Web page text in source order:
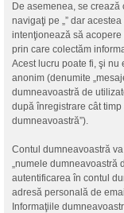
De asemenea, se
navigaţi pe „” dar
intenţionează să
prin care colectăm
Acest lucru poate fi, şi
anonim (denumite
dumneavoastră de
după înregistrare cât
dumneavoastră”).
Contul dumneavoastră
„numele dumneavoastră
autentificarea în contul
adresă personală de
Informaţiile